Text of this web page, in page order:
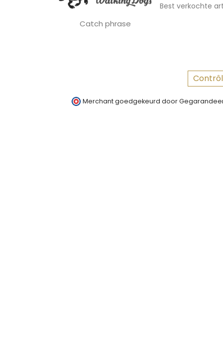
Catch phrase
Best verkochte
Merchant goedgekeurd door